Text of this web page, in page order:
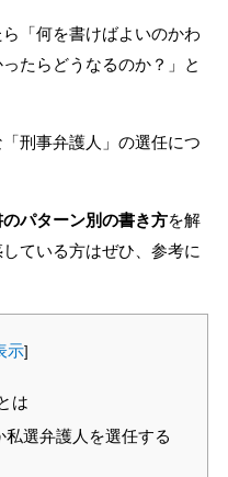
「何を書けばよいのかわ
たらどうなるのか？」と
刑事弁護人」の選任につ
パターン別の書き方を解
ている方はぜひ、参考に
示]
は
私選弁護人を選任する